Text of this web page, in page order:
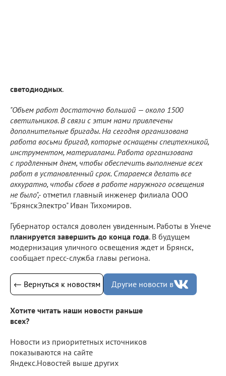
светодиодных.
"Объем работ достаточно большой — около 1500
светильников. В связи с этим нами привлечены
дополнительные бригады. На сегодня организована
работа восьми бригад, которые оснащены спецтехникой,
инструментом, материалами. Работа организована
с продленным днем, чтобы обеспечить выполнение всех
работ в установленный срок. Стараемся делать все
аккуратно, чтобы сбоев в работе наружного освещения
не было",- отметил главный инженер филиала ООО
"БрянскЭлектро" Иван Тихомиров.
Губернатор остался доволен увиденным. Работы в Унече
планируется завершить до конца года. В будущем
модернизация уличного освещения ждет и Брянск,
сообщает пресс-служба главы региона.
← Вернуться к новостям Другие новости в
Хотите читать наши новости раньше
всех?
Новости из приоритетных источников
показываются на сайте
Яндекс.Новостей выше других